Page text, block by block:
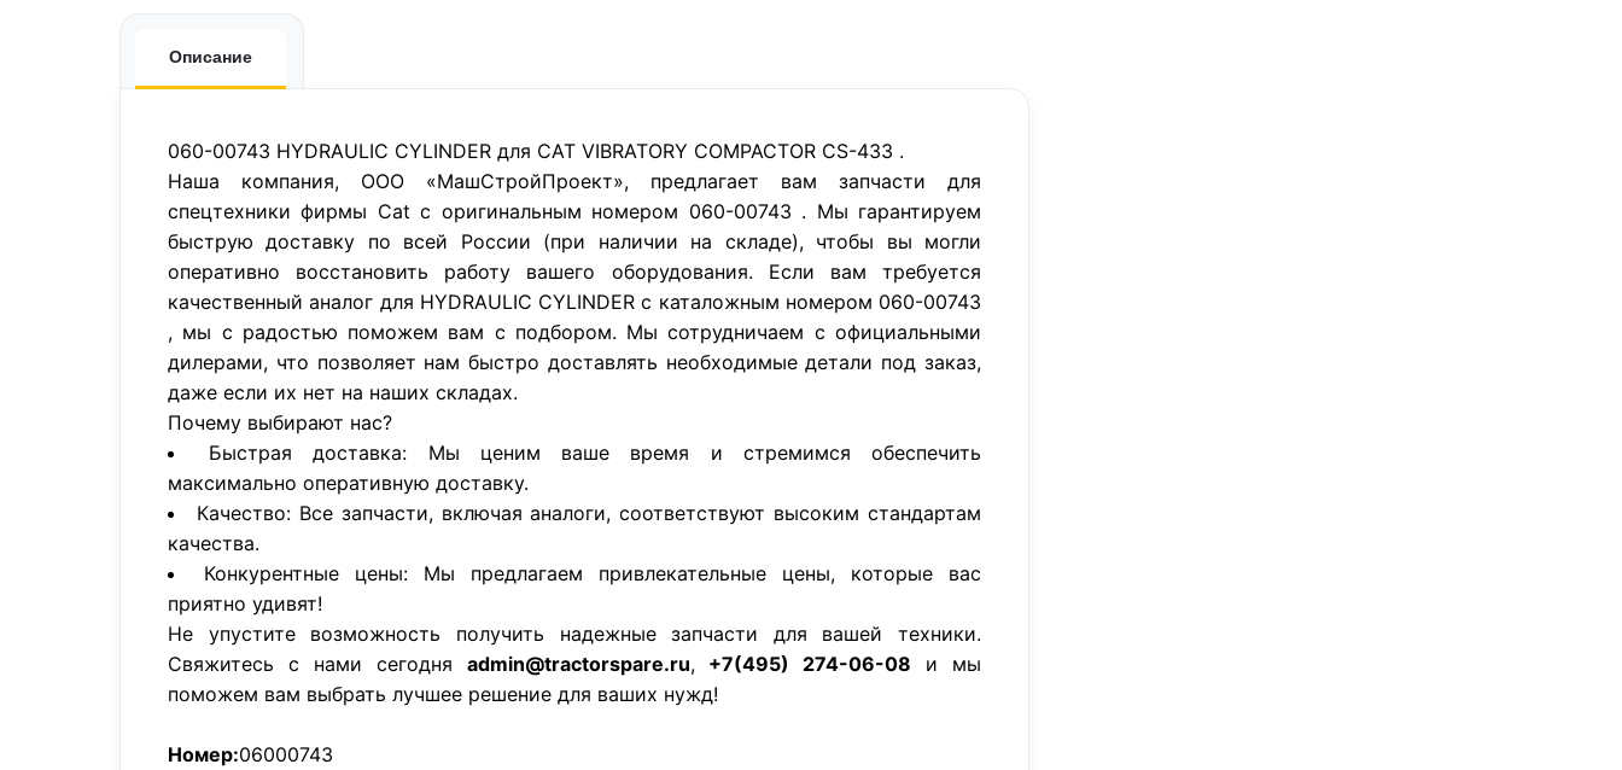
Описание
060-00743 HYDRAULIC CYLINDER для CAT VIBRATORY COMPACTOR CS-433 .
Наша компания, ООО «МашСтройПроект», предлагает вам запчасти для
спецтехники фирмы Cat с оригинальным номером 060-00743 . Мы гарантируем
быструю доставку по всей России (при наличии на складе), чтобы вы могли
оперативно восстановить работу вашего оборудования. Если вам требуется
качественный аналог для HYDRAULIC CYLINDER с каталожным номером 060-00743
, мы с радостью поможем вам с подбором. Мы сотрудничаем с официальными
дилерами, что позволяет нам быстро доставлять необходимые детали под заказ,
даже если их нет на наших складах.
Почему выбирают нас?
Быстрая доставка: Мы ценим ваше время и стремимся обеспечить
максимально оперативную доставку.
Качество: Все запчасти, включая аналоги, соответствуют высоким стандартам
качества.
Конкурентные цены: Мы предлагаем привлекательные цены, которые вас
приятно удивят!
Не упустите возможность получить надежные запчасти для вашей техники.
Свяжитесь с нами сегодня admin@tractorspare.ru, +7(495) 274-06-08 и мы
поможем вам выбрать лучшее решение для ваших нужд!
Номер:06000743